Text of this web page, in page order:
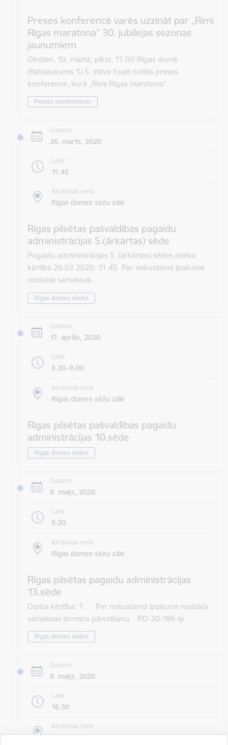
Preses konferencē varēs uzzināt par „Rimi
Rīgas maratona” 30. jubilejas sezonas
jaunumiem
Otrdien, 10. martā, plkst. 11.00 Rīgas domē
(Rātslaukums 1) 5. stāva foajē notiks preses
konference, kurā „Rimi Rīgas maratona”…
Preses konferences
Datums
26. marts, 2020
Laiks
11.45
Atrašanās vieta
Rīgas domes sēžu zāle
Rīgas pilsētas pašvaldības pagaidu
administrācijas 5.(ārkārtas) sēde
Pagaidu administrācijas 5. (ārkārtas) sēdes darba
kārtība 26.03.2020. 11.45 Par nekustamā īpašuma
nodokļa samaksas…
Rīgas domes sēdes
Datums
17. aprīlis, 2020
Laiks
8.30–9.00
Atrašanās vieta
Rīgas domes sēžu zāle
Rīgas pilsētas pašvaldības pagaidu
administrācijas 10.sēde
Rīgas domes sēdes
Datums
8. maijs, 2020
Laiks
8.30
Atrašanās vieta
Rīgas domes sēžu zāle
Rīgas pilsētas pagaidu administrācijas
13.sēde
Darba kārtība: 1. Par nekustamā īpašuma nodokļa
samaksas termiņa pārcelšanu RD-20-186-lp …
Rīgas domes sēdes
Datums
8. maijs, 2020
Laiks
16.30
Atrašanās vieta
Rīgas domes sēžu zāle